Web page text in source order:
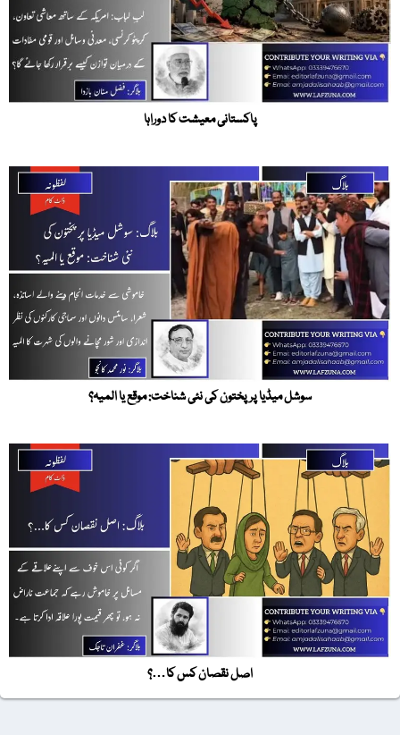
پاکستانی معیشت کا دوراہا
سوشل میڈیا پر پختون کی نئی شناخت: موقع یا المیہ؟
اصل نقصان کس کا…؟